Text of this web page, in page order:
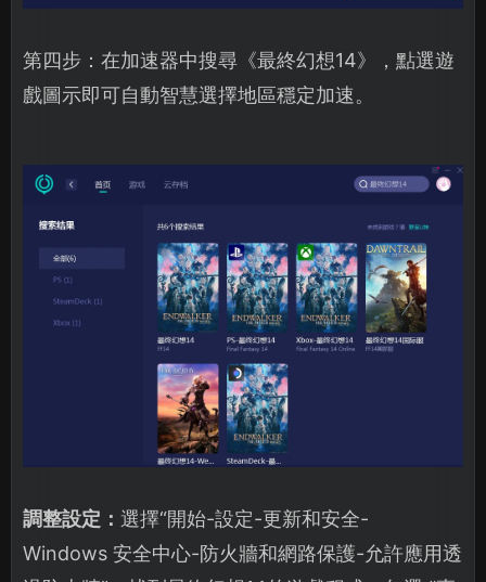
第四步：在加速器中搜尋《最終幻想14》，點選遊
戲圖示即可自動智慧選擇地區穩定加速。
調整設定： 選擇“開始-設定-更新和安全-
Windows 安全中心-防火牆和網路保護-允許應用透